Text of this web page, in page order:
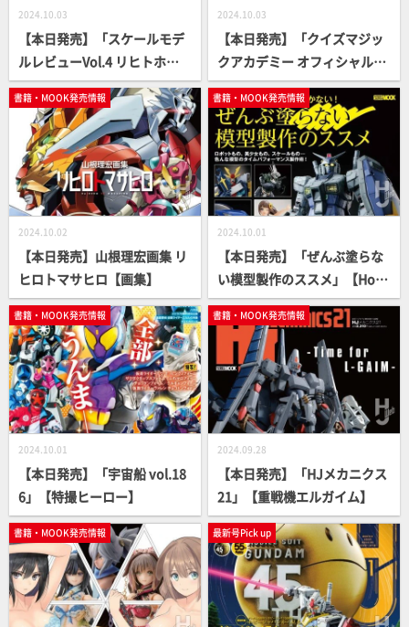
2024.10.03
【本日発売】「スケールモデ
ルレビューVol.4 リヒトホー
フェン戦記」【スケールモデ
ル】
2024.10.03
【本日発売】「クイズマジッ
クアカデミー オフィシャルア
ートブック」【アーケードゲ
ーム】
書籍・MOOK発売情報
2024.10.02
【本日発売】山根理宏画集 リ
ヒロトマサヒロ【画集】
書籍・MOOK発売情報
2024.10.01
【本日発売】「ぜんぶ塗らな
い模型製作のススメ」【How
To】
書籍・MOOK発売情報
2024.10.01
【本日発売】「宇宙船 vol.18
6」【特撮ヒーロー】
書籍・MOOK発売情報
2024.09.28
【本日発売】「HJメカニクス
21」【重戦機エルガイム】
書籍・MOOK発売情報 最新号Pick up